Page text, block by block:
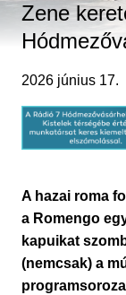
Zene
2026 június 17.
A hazai roma
a Romengo
kapuikat
(nemcsak) a